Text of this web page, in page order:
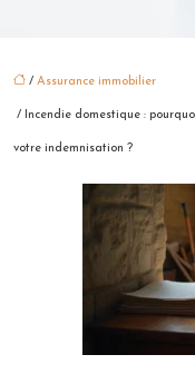
/ Assurance immobilier
/ Incendie domestique :
votre indemnisation ?